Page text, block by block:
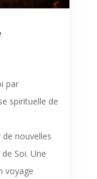
par
spirituelle de
nouvelles
Soi. Une
voyage